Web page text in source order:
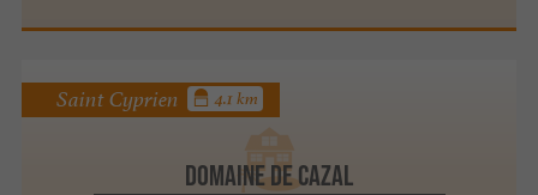
Domaine de Cazal
Saint Cyprien 4.1 km